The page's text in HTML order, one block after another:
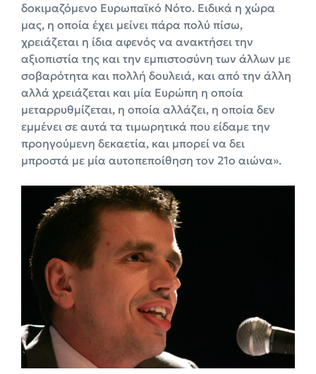
δοκιμαζόμενο Ευρωπαϊκό Νότο. Ειδικά η χώρα
μας, η οποία έχει μείνει πάρα πολύ πίσω,
χρειάζεται η ίδια αφενός να ανακτήσει την
αξιοπιστία της και την εμπιστοσύνη των άλλων με
σοβαρότητα και πολλή δουλειά, και από την άλλη
αλλά χρειάζεται και μία Ευρώπη η οποία
μεταρρυθμίζεται, η οποία αλλάζει, η οποία δεν
εμμένει σε αυτά τα τιμωρητικά που είδαμε την
προηγούμενη δεκαετία, και μπορεί να δει
μπροστά με μία αυτοπεποίθηση τον 21ο αιώνα».